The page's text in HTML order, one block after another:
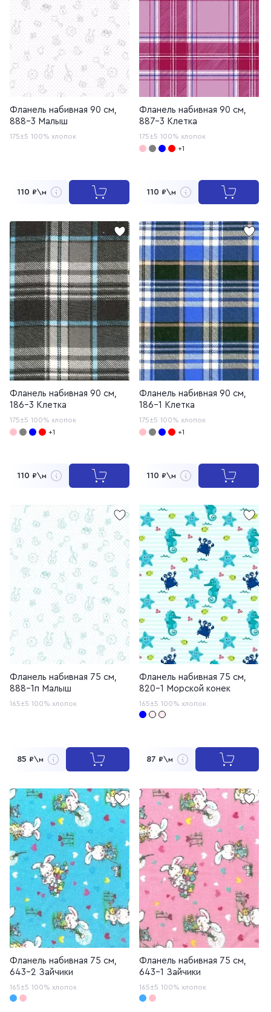
Фланель набивная 90 см,
888-3 Малыш
175±5 100% хлопок
110 ₽\м
Фланель набивная 90 см,
887-3 Клетка
175±5 100% хлопок
+1
110 ₽\м
Фланель набивная 90 см,
186-3 Клетка
175±5 100% хлопок
+1
110 ₽\м
Фланель набивная 90 см,
186-1 Клетка
175±5 100% хлопок
+1
110 ₽\м
Фланель набивная 75 см,
888-1п Малыш
165±5 100% хлопок
85 ₽\м
Фланель набивная 75 см,
820-1 Морской конек
165±5 100% хлопок
87 ₽\м
Фланель набивная 75 см,
643-2 Зайчики
165±5 100% хлопок
Фланель набивная 75 см,
643-1 Зайчики
165±5 100% хлопок